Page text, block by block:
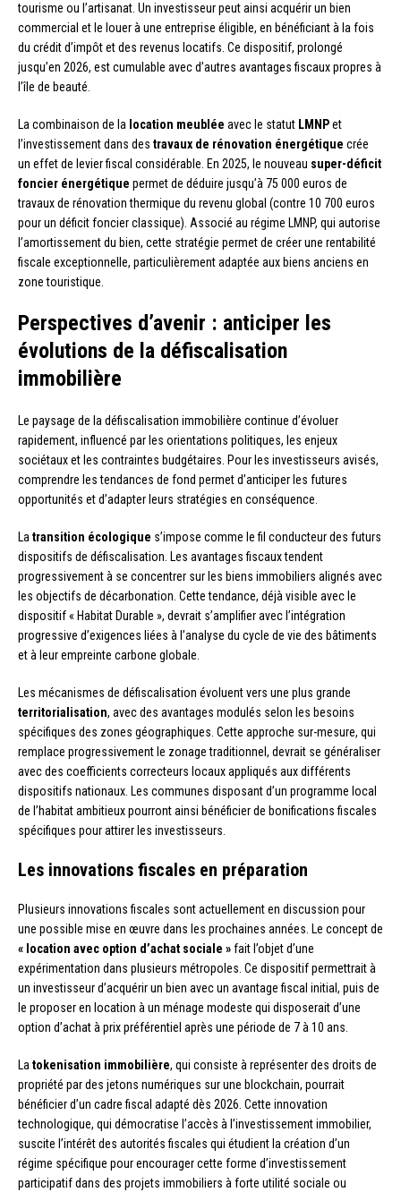
tourisme ou l’artisanat. Un investisseur peut ainsi acquérir un bien
commercial et le louer à une entreprise éligible, en bénéficiant à la fois
du crédit d’impôt et des revenus locatifs. Ce dispositif, prolongé
jusqu’en 2026, est cumulable avec d’autres avantages fiscaux propres à
l’île de beauté.
La combinaison de la location meublée avec le statut LMNPet
l’investissement dans des travaux de rénovation énergétique crée
un effet de levier fiscal considérable. En 2025, le nouveau super-déficit
foncier énergétique permet de déduire jusqu’à 75 000 euros de
travaux de rénovation thermique du revenu global (contre 10 700 euros
pour un déficit foncier classique). Associé au régime LMNP, qui autorise
l’amortissement du bien, cette stratégie permet de créer une rentabilité
fiscale exceptionnelle, particulièrement adaptée aux biens anciens en
zone touristique.
Perspectives d’avenir : anticiper les
évolutions de la défiscalisation
immobilière
Le paysage de la défiscalisation immobilière continue d’évoluer
rapidement, influencé par les orientations politiques, les enjeux
sociétaux et les contraintes budgétaires. Pour les investisseurs avisés,
comprendre les tendances de fond permet d’anticiper les futures
opportunités et d’adapter leurs stratégies en conséquence.
La transition écologique s’impose comme le fil conducteur des futurs
dispositifs de défiscalisation. Les avantages fiscaux tendent
progressivement à se concentrer sur les biens immobiliers alignés avec
les objectifs de décarbonation. Cette tendance, déjà visible avec le
dispositif « Habitat Durable », devrait s’amplifier avec l’intégration
progressive d’exigences liées à l’analyse du cycle de vie des bâtiments
et à leur empreinte carbone globale.
Les mécanismes de défiscalisation évoluent vers une plus grande
territorialisation, avec des avantages modulés selon les besoins
spécifiques des zones géographiques. Cette approche sur-mesure, qui
remplace progressivement le zonage traditionnel, devrait se généraliser
avec des coefficients correcteurs locaux appliqués aux différents
dispositifs nationaux. Les communes disposant d’un programme local
de l’habitat ambitieux pourront ainsi bénéficier de bonifications fiscales
spécifiques pour attirer les investisseurs.
Les innovations fiscales en préparation
Plusieurs innovations fiscales sont actuellement en discussion pour
une possible mise en œuvre dans les prochaines années. Le concept de
« location avec option d’achat sociale »fait l’objet d’une
expérimentation dans plusieurs métropoles. Ce dispositif permettrait à
un investisseur d’acquérir un bien avec un avantage fiscal initial, puis de
le proposer en location à un ménage modeste qui disposerait d’une
option d’achat à prix préférentiel après une période de 7 à 10 ans.
La tokenisation immobilière, qui consiste à représenter des droits de
propriété par des jetons numériques sur une blockchain, pourrait
bénéficier d’un cadre fiscal adapté dès 2026. Cette innovation
technologique, qui démocratise l’accès à l’investissement immobilier,
suscite l’intérêt des autorités fiscales qui étudient la création d’un
régime spécifique pour encourager cette forme d’investissement
participatif dans des projets immobiliers à forte utilité sociale ou